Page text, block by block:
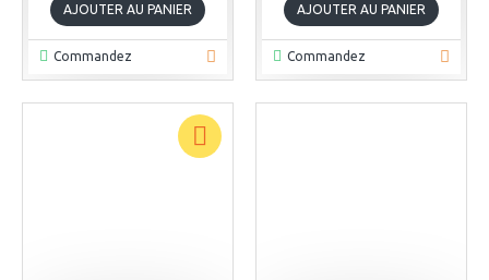
AJOUTER AU PANIER
Commandez
AJOUTER AU PANIER
Commandez